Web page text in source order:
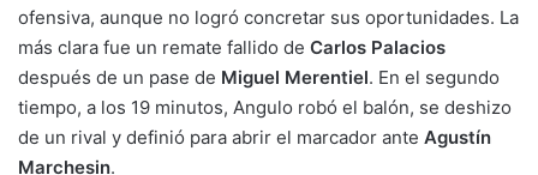
ofensiva, aunque no logró concretar sus oportunidades. La
más clara fue un remate fallido de Carlos Palacios
después de un pase de Miguel Merentiel. En el segundo
tiempo, a los 19 minutos, Angulo robó el balón, se deshizo
de un rival y definió para abrir el marcador ante Agustín
Marchesin.